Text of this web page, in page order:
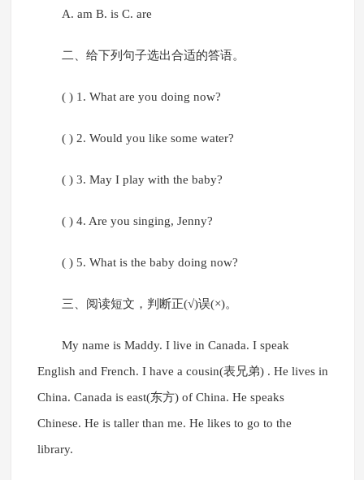
A. am B. is C. are
二、给下列句子选出合适的答语。
( ) 1. What are you doing now?
( ) 2. Would you like some water?
( ) 3. May I play with the baby?
( ) 4. Are you singing, Jenny?
( ) 5. What is the baby doing now?
三、阅读短文，判断正(√)误(×)。
My name is Maddy. I live in Canada. I speak
English and French. I have a cousin(表兄弟) . He lives in
China. Canada is east(东方) of China. He speaks
Chinese. He is taller than me. He likes to go to the
library.